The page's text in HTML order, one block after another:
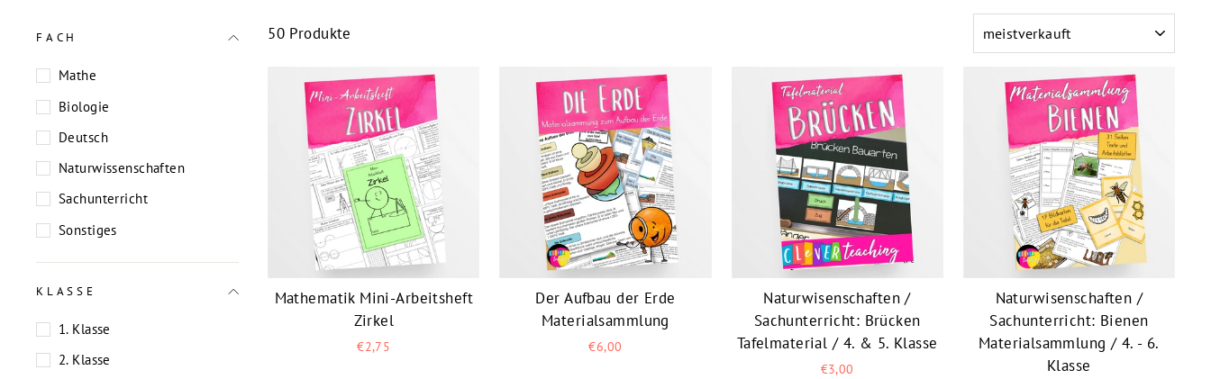
FACH
Mathe
Biologie
Deutsch
Naturwissenschaften
Sachunterricht
Sonstiges
KLASSE
1. Klasse
2. Klasse
50 Produkte
Mathematik Mini-Arbeitsheft
Zirkel
€2,75
Der Aufbau der Erde
Materialsammlung
€6,00
Naturwisenschaften /
Sachunterricht: Brücken
Tafelmaterial / 4. & 5. Klasse
€3,00
Naturwisenschaften /
Sachunterricht: Bienen
Materialsammlung / 4. - 6.
Klasse